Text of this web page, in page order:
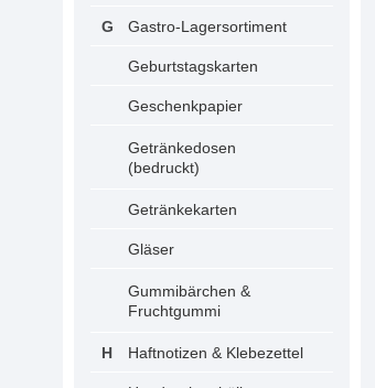
Gastro-Lagersortiment
Geburtstagskarten
Geschenkpapier
Getränkedosen
(bedruckt)
Getränkekarten
Gläser
Gummibärchen &
Fruchtgummi
Haftnotizen & Klebezettel